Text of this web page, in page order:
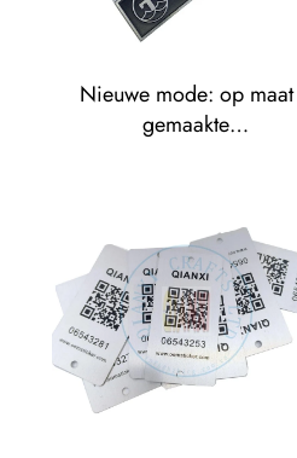
Nieuwe mode: op maat
gemaakte